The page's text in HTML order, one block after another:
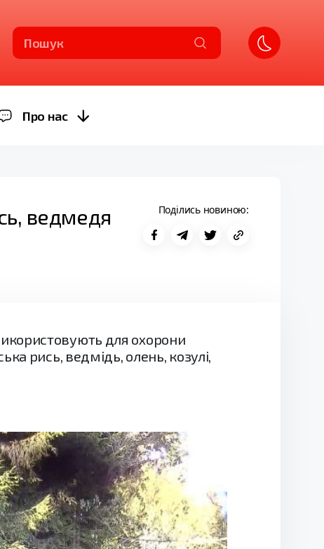
Пошук
Про нас
ведмедя
Поділись новиною:
для охорони
рись, ведмідь, олень, козулі,